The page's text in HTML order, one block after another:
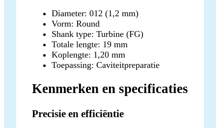
Diameter: 012 (1,2 mm)
Vorm: Round
Shank type: Turbine (FG)
Totale lengte: 19 mm
Koplengte: 1,20 mm
Toepassing: Caviteitpreparatie
Kenmerken en specificaties
Precisie en efficiëntie